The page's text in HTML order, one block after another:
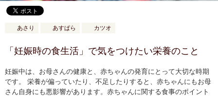
あさり あすぱら カツオ
「妊娠時の食生活」で気をつけたい栄養のこと
妊娠中は、お母さんの健康と、赤ちゃんの発育にとって大切な時期
です。 栄養が偏っていたり、不足したりすると、赤ちゃんにもお母
さん自身にも悪影響があります。赤ちゃんに関する食事のポイント